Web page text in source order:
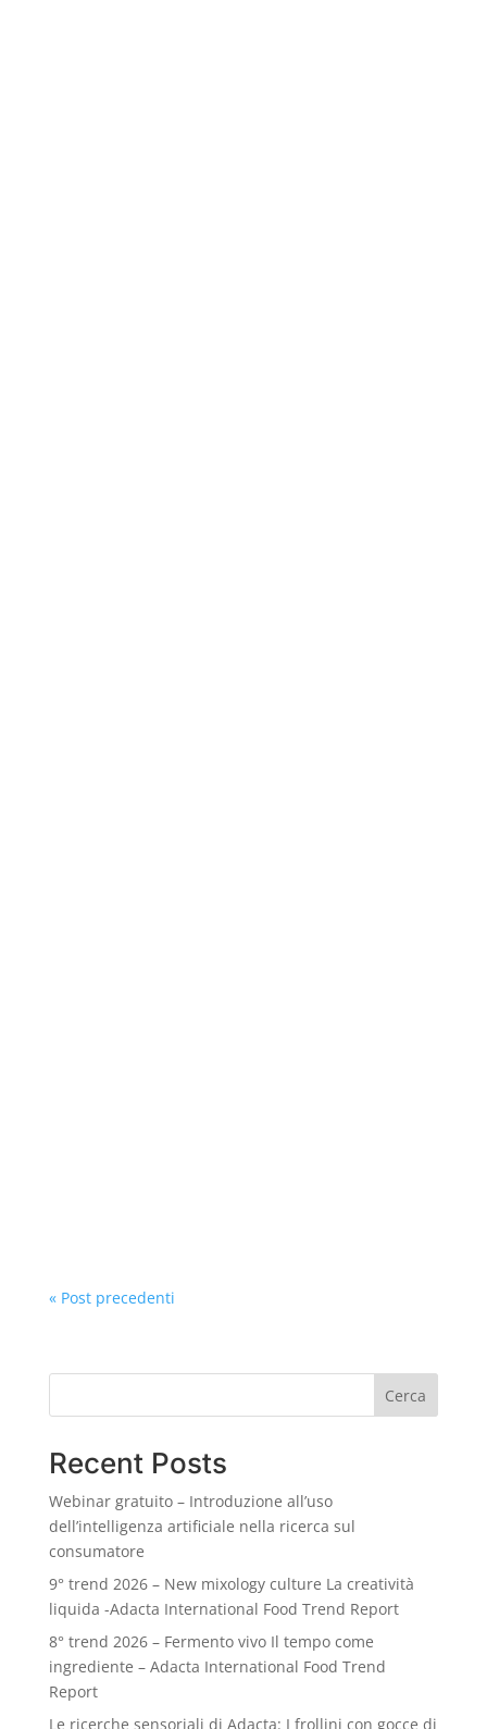
« Post precedenti
Cerca
Recent Posts
Webinar gratuito – Introduzione all’uso
dell’intelligenza artificiale nella ricerca sul
consumatore
9° trend 2026 – New mixology culture La creatività
liquida -Adacta International Food Trend Report
8° trend 2026 – Fermento vivo Il tempo come
ingrediente – Adacta International Food Trend
Report
Le ricerche sensoriali di Adacta: I frollini con gocce di